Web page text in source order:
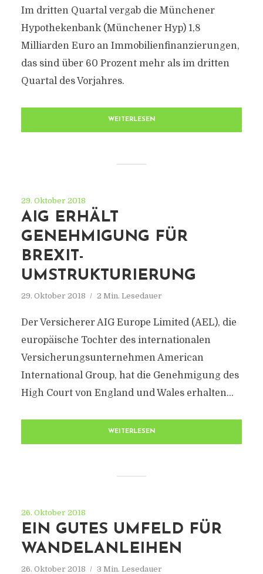
Im dritten Quartal vergab die Münchener
Hypothekenbank (Münchener Hyp) 1,8
Milliarden Euro an Immobilienfinanzierungen,
das sind über 60 Prozent mehr als im dritten
Quartal des Vorjahres.
WEITERLESEN
29. Oktober 2018
AIG ERHÄLT
GENEHMIGUNG FÜR
BREXIT-
UMSTRUKTURIERUNG
29. Oktober 2018 2 Min. Lesedauer
Der Versicherer AIG Europe Limited (AEL), die
europäische Tochter des internationalen
Versicherungsunternehmen American
International Group, hat die Genehmigung des
High Court von England und Wales erhalten…
WEITERLESEN
26. Oktober 2018
EIN GUTES UMFELD FÜR
WANDELANLEIHEN
26. Oktober 2018 3 Min. Lesedauer